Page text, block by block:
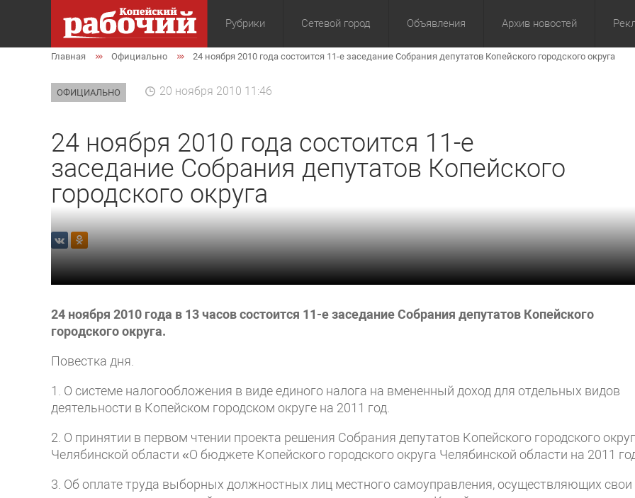
Рубрики
Общество Экономика Культура Политика Спорт ЖКХ
Сетевой город Объявления Архив новостей
За сутки За 3 дня
Главная Официально 24 ноября 2010 года состоится 11-е заседание Собрания депутатов Копейского городского округа
ОФИЦИАЛЬНО 20 ноября 2010 11:46
24 ноября 2010 года состоится 11-е
заседание Собрания депутатов Копейского
городского округа
24 ноября 2010 года в 13 часов состоится 11-е заседание Собрания депутатов Копейского
городского округа.
Повестка дня.
1. О системе налогообложения в виде единого налога на вмененный доход для отдельных видов
деятельности в Копейском городском округе на 2011 год.
2. О принятии в первом чтении проекта решения Собрания депутатов Копейского городского
Челябинской области «О бюджете Копейского городского округа Челябинской области на 2011
3. Об оплате труда выборных должностных лиц местного самоуправления, осуществляющих свои